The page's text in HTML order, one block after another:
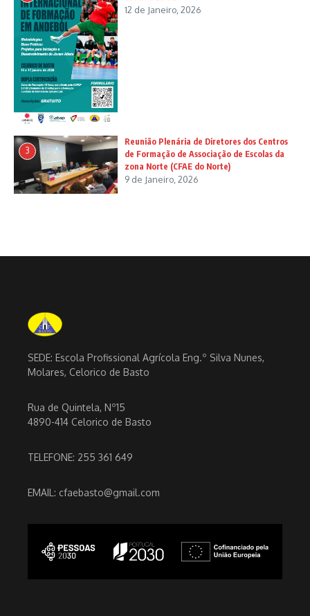
12 de Janeiro, 2026
3
Reunião Plenária de Diretores dos Centros
de Formação de Associação de Escolas da
zona Norte (CFAE do Norte)
9 de Janeiro, 2026
SEDE: Escola Profissional Agrícola Eng.º Silva Nunes,
Molares, Celorico de Basto
Rua de Quintela, Nº15
4890-414 Celorico de Basto
TELEFONE: 255 361 649
EMAIL: cfaebasto@gmail.com